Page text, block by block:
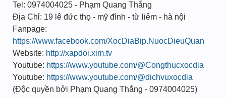
Tel: 0974004025 - Phạm Quang Thắng
Địa Chỉ: 19 lê đức thọ - mỹ đình - từ liêm - hà nội
Fanpage:
https://www.facebook.com/XocDiaBip.NuocDieuQuan
Website: http://xapdoi.xim.tv
Youtube: https://www.youtube.com/@Congthucxocdia
Youtube: https://www.youtube.com/@dichvuxocdia
(Độc quyền bởi Phạm Quang Thắng - 0974004025)